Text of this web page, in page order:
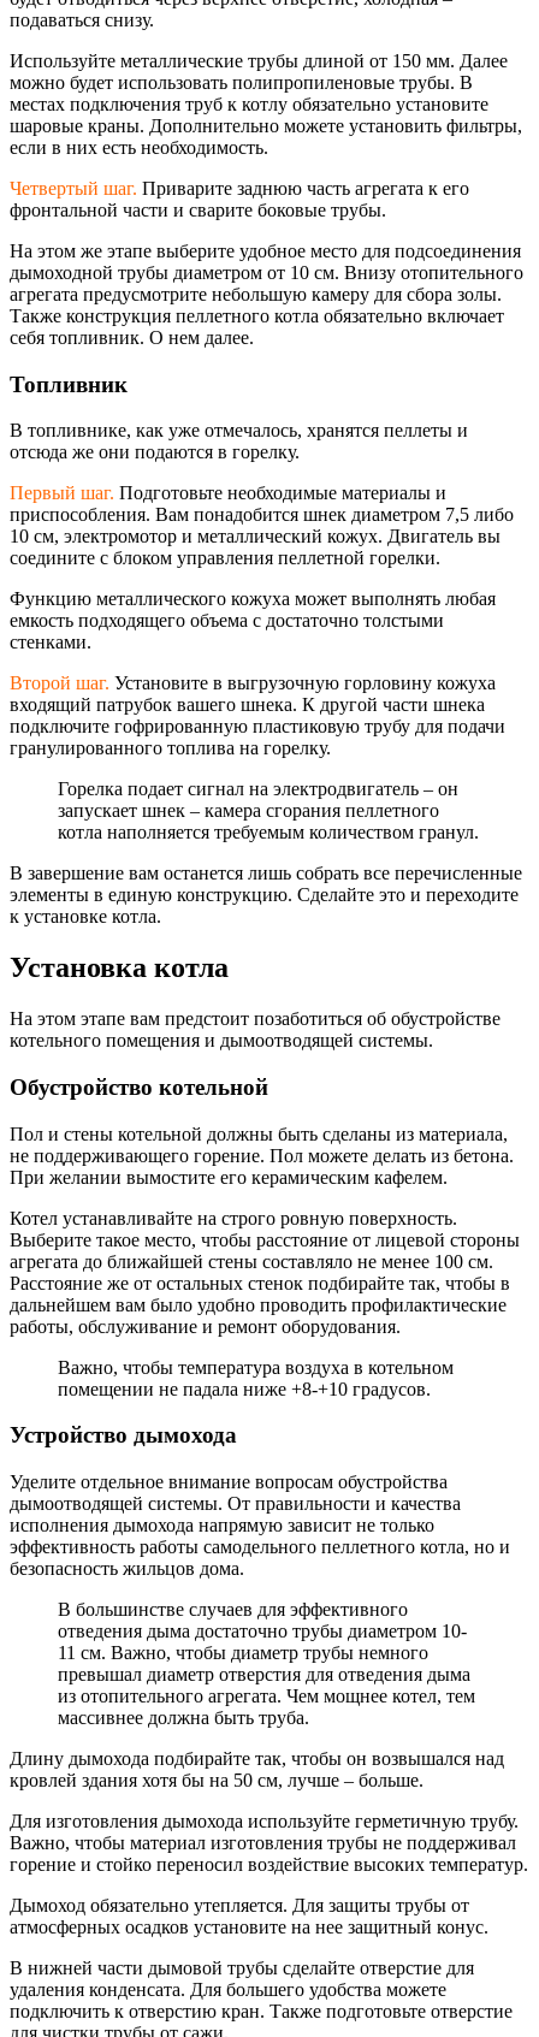
подаваться снизу.
Используйте металлические трубы длиной от 150 мм. Далее
можно будет использовать полипропиленовые трубы. В
местах подключения труб к котлу обязательно установите
шаровые краны. Дополнительно можете установить фильтры,
если в них есть необходимость.
Четвертый шаг. Приварите заднюю часть агрегата к его
фронтальной части и сварите боковые трубы.
На этом же этапе выберите удобное место для подсоединения
дымоходной трубы диаметром от 10 см. Внизу отопительного
агрегата предусмотрите небольшую камеру для сбора золы.
Также конструкция пеллетного котла обязательно включает
себя топливник. О нем далее.
Топливник
В топливнике, как уже отмечалось, хранятся пеллеты и
отсюда же они подаются в горелку.
Первый шаг. Подготовьте необходимые материалы и
приспособления. Вам понадобится шнек диаметром 7,5 либо
10 см, электромотор и металлический кожух. Двигатель вы
соедините с блоком управления пеллетной горелки.
Функцию металлического кожуха может выполнять любая
емкость подходящего объема с достаточно толстыми
стенками.
Второй шаг. Установите в выгрузочную горловину кожуха
входящий патрубок вашего шнека. К другой части шнека
подключите гофрированную пластиковую трубу для подачи
гранулированного топлива на горелку.
Горелка подает сигнал на электродвигатель – он
запускает шнек – камера сгорания пеллетного
котла наполняется требуемым количеством гранул.
В завершение вам останется лишь собрать все перечисленные
элементы в единую конструкцию. Сделайте это и переходите
к установке котла.
Установка котла
На этом этапе вам предстоит позаботиться об обустройстве
котельного помещения и дымоотводящей системы.
Обустройство котельной
Пол и стены котельной должны быть сделаны из материала,
не поддерживающего горение. Пол можете делать из бетона.
При желании вымостите его керамическим кафелем.
Котел устанавливайте на строго ровную поверхность.
Выберите такое место, чтобы расстояние от лицевой стороны
агрегата до ближайшей стены составляло не менее 100 см.
Расстояние же от остальных стенок подбирайте так, чтобы в
дальнейшем вам было удобно проводить профилактические
работы, обслуживание и ремонт оборудования.
Важно, чтобы температура воздуха в котельном
помещении не падала ниже +8-+10 градусов.
Устройство дымохода
Уделите отдельное внимание вопросам обустройства
дымоотводящей системы. От правильности и качества
исполнения дымохода напрямую зависит не только
эффективность работы самодельного пеллетного котла, но и
безопасность жильцов дома.
В большинстве случаев для эффективного
отведения дыма достаточно трубы диаметром 10-
11 см. Важно, чтобы диаметр трубы немного
превышал диаметр отверстия для отведения дыма
из отопительного агрегата. Чем мощнее котел, тем
массивнее должна быть труба.
Длину дымохода подбирайте так, чтобы он возвышался над
кровлей здания хотя бы на 50 см, лучше – больше.
Для изготовления дымохода используйте герметичную трубу.
Важно, чтобы материал изготовления трубы не поддерживал
горение и стойко переносил воздействие высоких температур.
Дымоход обязательно утепляется. Для защиты трубы от
атмосферных осадков установите на нее защитный конус.
В нижней части дымовой трубы сделайте отверстие для
удаления конденсата. Для большего удобства можете
подключить к отверстию кран. Также подготовьте отверстие
для чистки трубы от сажи.